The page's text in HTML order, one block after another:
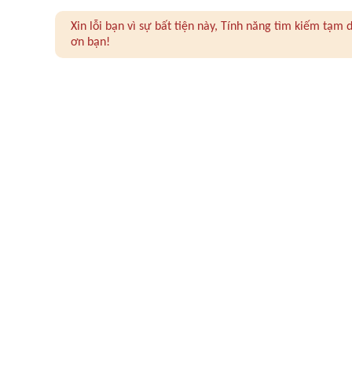
Xin lỗi bạn vì sự bất tiện này, Tính năng tìm kiếm
ơn bạn!